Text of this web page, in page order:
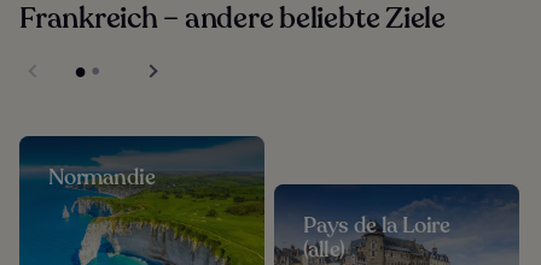
Frankreich – andere beliebte Ziele
Normandie
Pays de la Loire
(alle)